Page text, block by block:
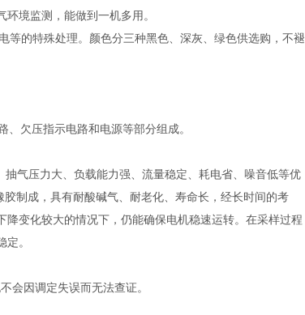
境监测，能做到一机多用。
等的特殊处理。颜色分三种黑色、深灰、绿色供选购，不褪
、欠压指示电路和电源等部分组成。
气压力大、负载能力强、流量稳定、耗电省、噪音低等优
制成，具有耐酸碱气、耐老化、寿命长，经长时间的考
变化较大的情况下，仍能确保电机稳速运转。在采样过程
定。
会因调定失误而无法查证。